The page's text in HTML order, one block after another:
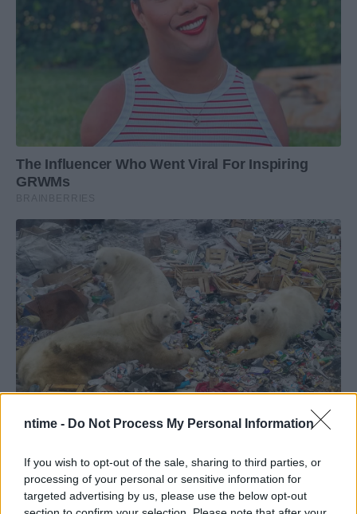
ntime - Do Not Process My Personal Information
If you wish to opt-out of the sale, sharing to third parties, or
processing of your personal or sensitive information for
targeted advertising by us, please use the below opt-out